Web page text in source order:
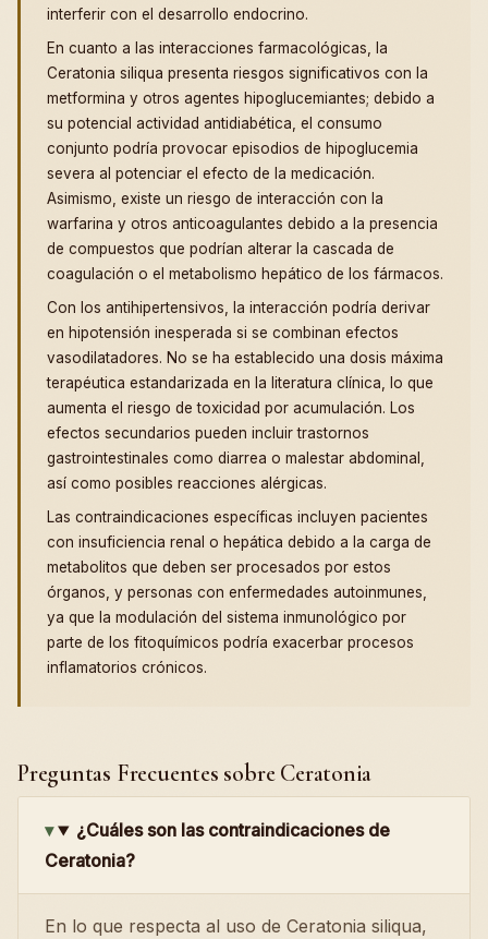
interferir con el desarrollo endocrino.
En cuanto a las interacciones farmacológicas, la
Ceratonia siliqua presenta riesgos significativos con la
metformina y otros agentes hipoglucemiantes; debido a
su potencial actividad antidiabética, el consumo
conjunto podría provocar episodios de hipoglucemia
severa al potenciar el efecto de la medicación.
Asimismo, existe un riesgo de interacción con la
warfarina y otros anticoagulantes debido a la presencia
de compuestos que podrían alterar la cascada de
coagulación o el metabolismo hepático de los fármacos.
Con los antihipertensivos, la interacción podría derivar
en hipotensión inesperada si se combinan efectos
vasodilatadores. No se ha establecido una dosis máxima
terapéutica estandarizada en la literatura clínica, lo que
aumenta el riesgo de toxicidad por acumulación. Los
efectos secundarios pueden incluir trastornos
gastrointestinales como diarrea o malestar abdominal,
así como posibles reacciones alérgicas.
Las contraindicaciones específicas incluyen pacientes
con insuficiencia renal o hepática debido a la carga de
metabolitos que deben ser procesados por estos
órganos, y personas con enfermedades autoinmunes,
ya que la modulación del sistema inmunológico por
parte de los fitoquímicos podría exacerbar procesos
inflamatorios crónicos.
Preguntas Frecuentes sobre Ceratonia
¿Cuáles son las contraindicaciones de
Ceratonia?
En lo que respecta al uso de Ceratonia siliqua,